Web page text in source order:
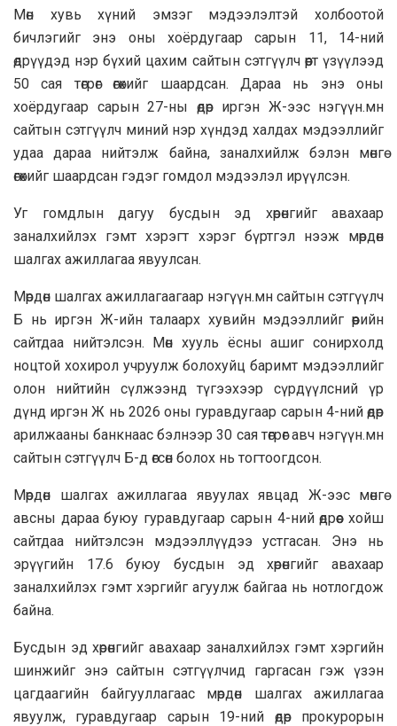
Мөн хувь хүний эмзэг мэдээлэлтэй холбоотой
бичлэгийг энэ оны хоёрдугаар сарын 11, 14-ний
өдрүүдэд нэр бүхий цахим сайтын сэтгүүлч өөрт үзүүлээд
50 сая төгрөг өгөхийг шаардсан. Дараа нь энэ оны
хоёрдугаар сарын 27-ны өдөр иргэн Ж-ээс нэгүүн.мн
сайтын сэтгүүлч миний нэр хүндэд халдах мэдээллийг
удаа дараа нийтэлж байна, заналхийлж бэлэн мөнгө
өгөхийг шаардсан гэдэг гомдол мэдээлэл ирүүлсэн.
Уг гомдлын дагуу бусдын эд хөрөнгийг авахаар
заналхийлэх гэмт хэрэгт хэрэг бүртгэл нээж мөрдөн
шалгах ажиллагаа явуулсан.
Мөрдөн шалгах ажиллагаагаар нэгүүн.мн сайтын сэтгүүлч
Б нь иргэн Ж-ийн талаарх хувийн мэдээллийг өөрийн
сайтдаа нийтэлсэн. Мөн хууль ёсны ашиг сонирхолд
ноцтой хохирол учруулж болохуйц баримт мэдээллийг
олон нийтийн сүлжээнд түгээхээр сүрдүүлсний үр
дүнд иргэн Ж нь 2026 оны гуравдугаар сарын 4-ний өдөр
арилжааны банкнаас бэлнээр 30 сая төгрөг авч нэгүүн.мн
сайтын сэтгүүлч Б-д өгсөн болох нь тогтоогдсон.
Мөрдөн шалгах ажиллагаа явуулах явцад Ж-ээс мөнгө
авсны дараа буюу гуравдугаар сарын 4-ний өдрөөс хойш
сайтдаа нийтэлсэн мэдээллүүдээ устгасан. Энэ нь
эрүүгийн 17.6 буюу бусдын эд хөрөнгийг авахаар
заналхийлэх гэмт хэргийг агуулж байгаа нь нотлогдож
байна.
Бусдын эд хөрөнгийг авахаар заналхийлэх гэмт хэргийн
шинжийг энэ сайтын сэтгүүлчид гаргасан гэж үзэн
цагдаагийн байгууллагаас мөрдөн шалгах ажиллагаа
явуулж, гуравдугаар сарын 19-ний өдөр прокурорын